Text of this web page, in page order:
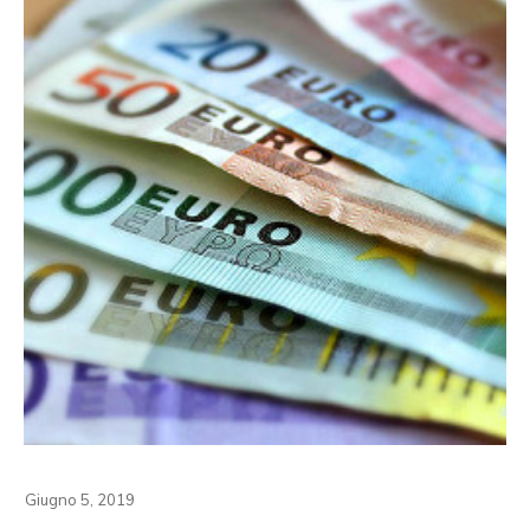
Giugno 5, 2019